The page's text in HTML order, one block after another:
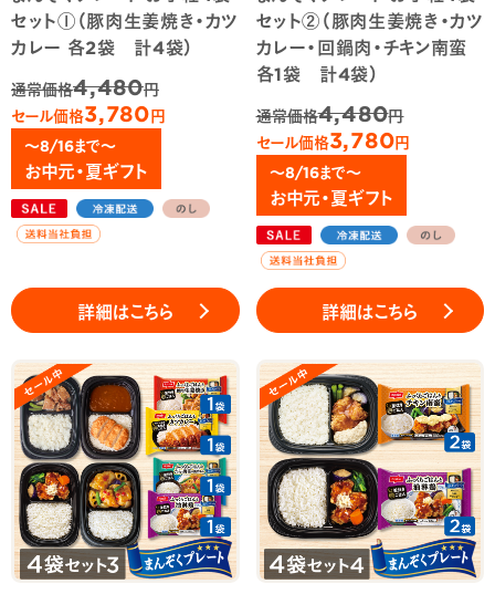
セット①（豚肉生姜焼き・カツ
カレー 各2袋 計4袋）
通常価格4,480円
セール価格3,780円
～8/16まで～
お中元・夏ギフト
詳細はこちら
セット②（豚肉生姜焼き・カツ
カレー・回鍋肉・チキン南蛮
各1袋 計4袋）
通常価格4,480円
セール価格3,780円
～8/16まで～
お中元・夏ギフト
詳細はこちら